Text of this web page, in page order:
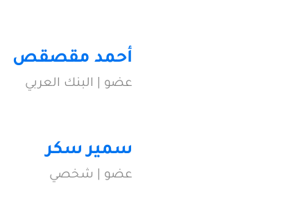
أحمد مقصقص
عضو | البنك العربي
سمير سكر
عضو | شخصي